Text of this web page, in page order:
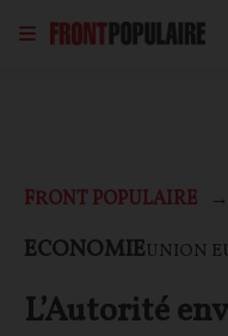
FRONT POPULAIRE
ECONOMIEUNION
L’Autorité